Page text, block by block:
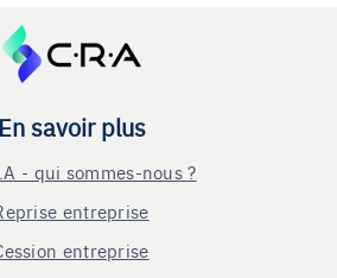
En savoir plus
- qui sommes-nous ?
entreprise
entreprise